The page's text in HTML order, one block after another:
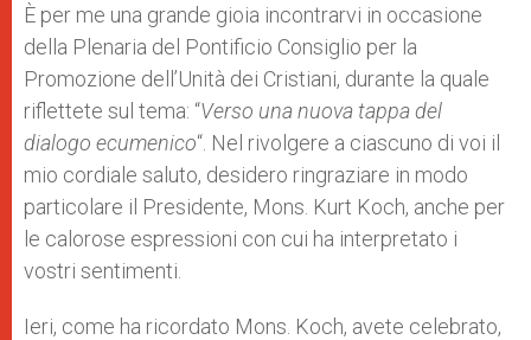
È per me una grande gioia incontrarvi in occasione
della Plenaria del Pontificio Consiglio per la
Promozione dell’Unità dei Cristiani, durante la quale
riflettete sul tema: “Verso una nuova tappa del
dialogo ecumenico“. Nel rivolgere a ciascuno di voi il
mio cordiale saluto, desidero ringraziare in modo
particolare il Presidente, Mons. Kurt Koch, anche per
le calorose espressioni con cui ha interpretato i
vostri sentimenti.
Ieri, come ha ricordato Mons. Koch, avete celebrato,